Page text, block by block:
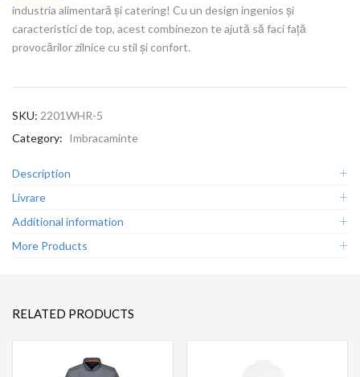
industria alimentară și catering! Cu un design ingenios și
caracteristici de top, acest combinezon te ajută să faci față
provocărilor zilnice cu stil și confort.
SKU: 2201WHR-5
Category: Imbracaminte
Description
Livrare
Additional information
More Products
RELATED PRODUCTS